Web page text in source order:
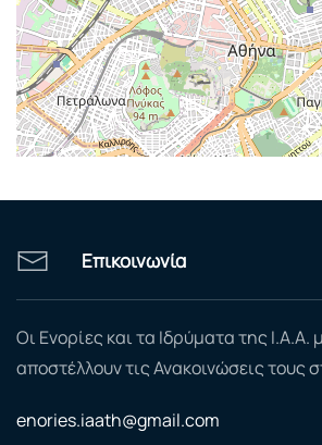
Επικοινωνία
Οι Ενορίες και τα Ιδρύματα της Ι.Α.Α.
αποστέλλουν τις Ανακοινώσεις τους
enories.iaath@gmail.com